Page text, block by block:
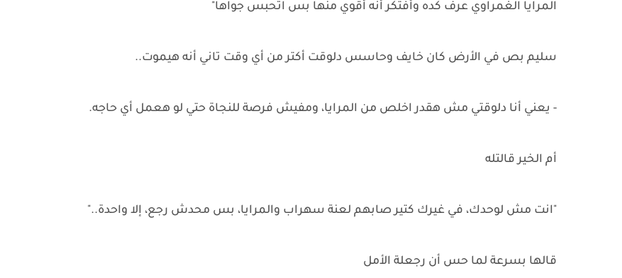
المرايا الغمراوي عرف كده وأفتكر أنه أقوي منها بس اتحبس جواها"
سليم بص في الأرض كان خايف وحاسس دلوقت أكتر من أي وقت تاني أنه هيموت..
- يعني أنا دلوقتي مش هقدر اخلص من المرايا، ومفيش فرصة للنجاة حتي لو هعمل أي حاجه.
أم الخير قالتله
"انت مش لوحدك، في غيرك كتير صابهم لعنة سهراب والمرايا، بس محدش رجع، إلا واحدة.."
قالها بسرعة لما حس أن رجعلة الأمل